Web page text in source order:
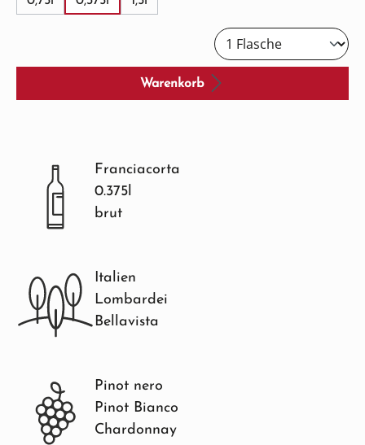
Warenkorb
Franciacorta
0.375l
brut
Italien
Lombardei
Bellavista
Pinot nero
Pinot Bianco
Chardonnay